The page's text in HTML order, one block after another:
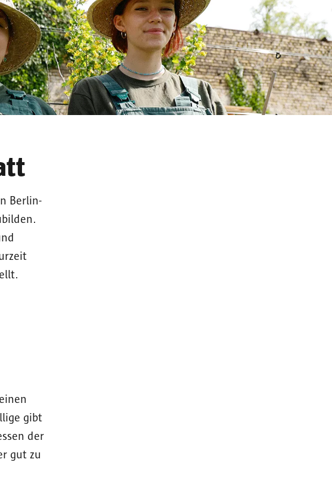
Berlin-
gibt
der
gut zu